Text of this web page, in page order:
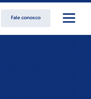
Fale conosco